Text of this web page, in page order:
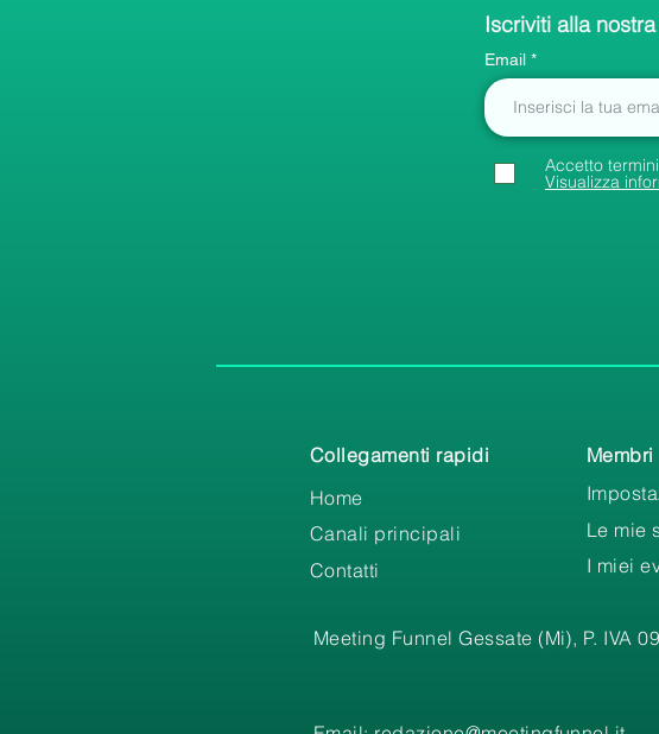
Iscriviti alla
Email
Accetto
Visualizza
Collegamenti rapidi
Home
Canali principali
Contatti
Membri
Le mie
I miei
Meeting Funnel Gessate (Mi), P. IVA